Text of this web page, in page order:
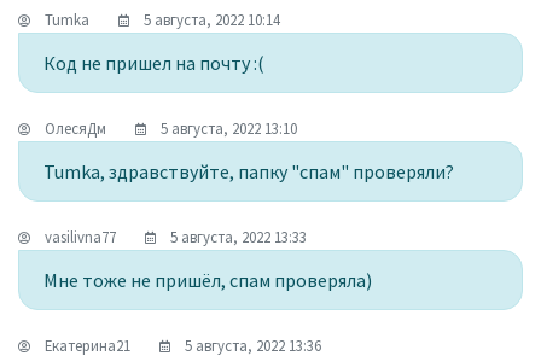
Tumka 5 августа, 2022 10:14
Код не пришел на почту :(
ОлесяДм 5 августа, 2022 13:10
Tumka, здравствуйте, папку "спам" проверяли?
vasilivna77 5 августа, 2022 13:33
Мне тоже не пришёл, спам проверяла)
Екатерина21 5 августа, 2022 13:36